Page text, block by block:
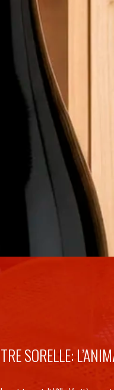
TRE SORELLE: